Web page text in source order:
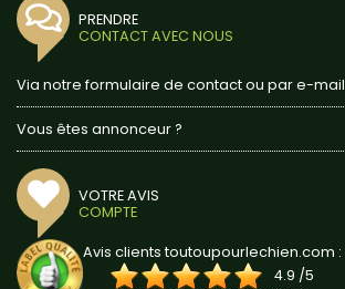
PRENDRE
CONTACT AVEC NOUS
Via notre formulaire de contact ou par e-mail
Vous êtes annonceur ?
VOTRE AVIS
COMPTE
Avis clients toutoupourlechien.com :
4.9 /5